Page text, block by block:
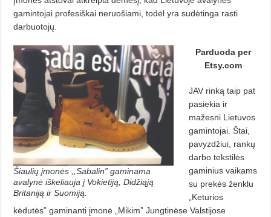
gamintojai profesiškai neruošiami, todėl yra sudėtinga rasti
darbuotojų.
Šiaulių įmonės ,,Sabalin” gaminama
avalynė iškeliauja į Vokietiją, Didžiąją
Britaniją ir Suomiją.
Parduoda per
Etsy.com
JAV rinką taip pat
pasiekia ir
mažesni Lietuvos
gamintojai. Štai,
pavyzdžiui, rankų
darbo tekstilės
gaminius vaikams
su prekės ženklu
„Keturios
kėdutės” gaminanti įmonė „Mikim” Jungtinėse Valstijose